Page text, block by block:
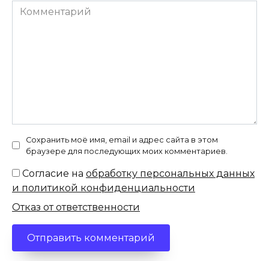
Комментарий
Сохранить моё имя, email и адрес сайта в этом
браузере для последующих моих комментариев.
Согласие на обработку персональных данных
и политикой конфиденциальности
Отказ от ответственности